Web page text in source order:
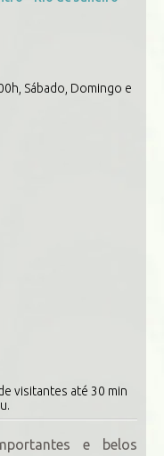
Sábado, Domingo e
visitantes até 30 min
e belos